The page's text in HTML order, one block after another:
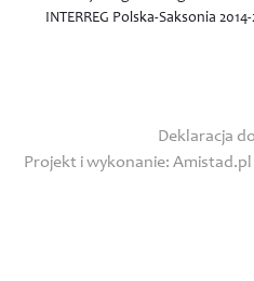
INTERREG Polska-Saksonia
Deklaracja
Projekt i wykonanie: Amistad.pl